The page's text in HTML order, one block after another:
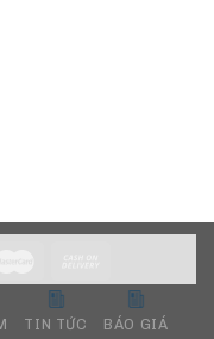
TIN TỨC BÁO GIÁ